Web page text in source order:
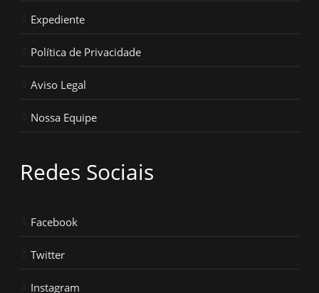
Expediente
Política de Privacidade
Aviso Legal
Nossa Equipe
Redes Sociais
Facebook
Twitter
Instagram